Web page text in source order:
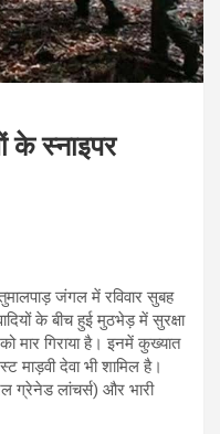
के स्नाइपर
जंगल में रविवार सुबह
के बीच हुई मुठभेड़ में सुरक्षा
मार गिराया है। इनमें कुख्यात
माड़वी देवा भी शामिल है।
ग्रेनेड लांचर्स) और भारी